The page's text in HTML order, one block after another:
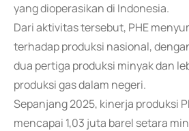
yang dioperasikan di Indonesia.
Dari aktivitas tersebut, PHE
terhadap produksi nasional,
dua pertiga produksi minyak dan
produksi gas dalam negeri.
Sepanjang 2025, kinerja produksi
mencapai 1,03 juta barel setara